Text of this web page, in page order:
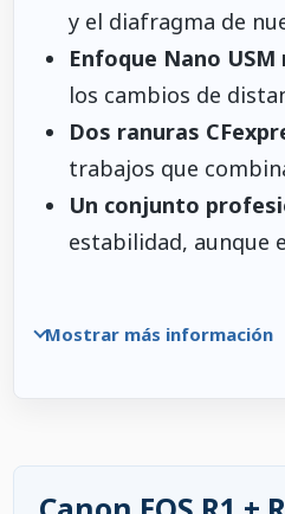
y el diafragma de
Enfoque Nano
los cambios de
Dos ranuras
trabajos que
Un conjunto
estabilidad, aunque
Mostrar más información